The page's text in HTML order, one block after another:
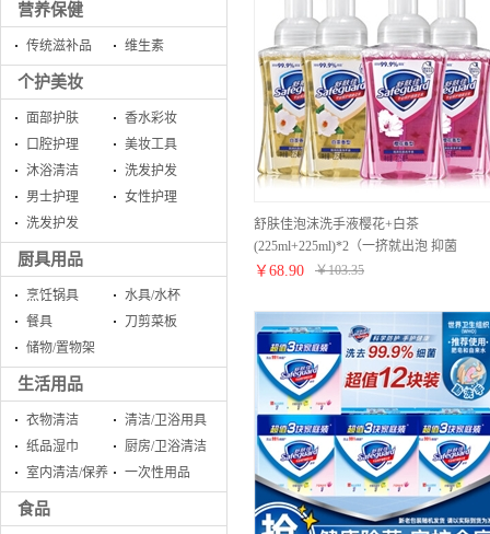
营养保健
传统滋补品 维生素
个护美妆
面部护肤
香水彩妆
口腔护理
美妆工具
沐浴清洁
洗发护发
男士护理
女性护理
洗发护发
厨具用品
烹饪锅具
水具/水杯
餐具
刀剪菜板
储物/置物架
生活用品
衣物清洁
清洁/卫浴用具
纸品湿巾
厨房/卫浴清洁
室内清洁/保养
一次性用品
食品
舒肤佳泡沫洗手液樱花+白茶
(225ml+225ml)*2（一挤就出泡 抑菌
99.9%）
￥ 68.90 ￥103.35